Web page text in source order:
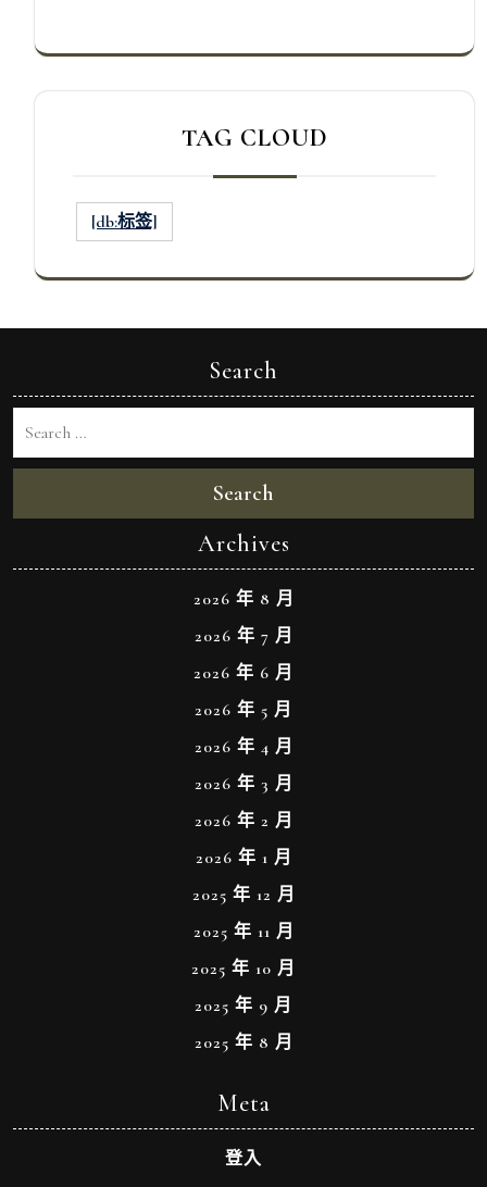
TAG CLOUD
[db:标签]
Search
Search
Archives
2026 年 8 月
2026 年 7 月
2026 年 6 月
2026 年 5 月
2026 年 4 月
2026 年 3 月
2026 年 2 月
2026 年 1 月
2025 年 12 月
2025 年 11 月
2025 年 10 月
2025 年 9 月
2025 年 8 月
Meta
登入